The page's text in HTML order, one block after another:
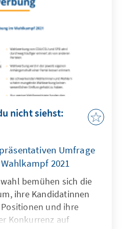
nicht siehst:
Umfrage
2021
bemühen sich die
ihre Kandidatinnen
und ihre
Konkurrenz auf